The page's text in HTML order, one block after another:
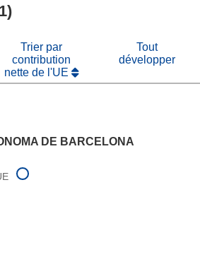
Trier par
contribution
nette de l'UE
Tout
développer
DE BARCELONA